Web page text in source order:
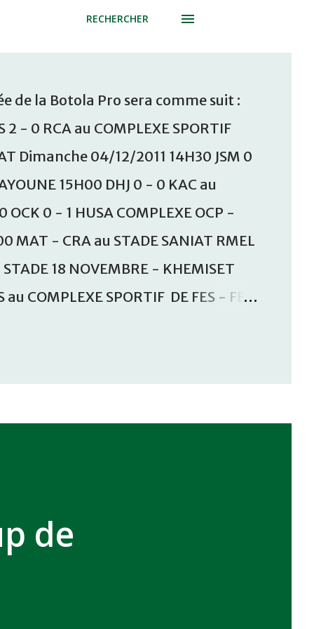
RECHERCHER
de la Botola Pro sera comme suit :
- 0 RCA au COMPLEXE SPORTIF
Dimanche 04/12/2011 14H30 JSM 0
15H00 DHJ 0 - 0 KAC au
OCK 0 - 1 HUSA COMPLEXE OCP -
MAT - CRA au STADE SANIAT RMEL
18 NOVEMBRE - KHEMISET
COMPLEXE SPORTIF DE FES - FES
de